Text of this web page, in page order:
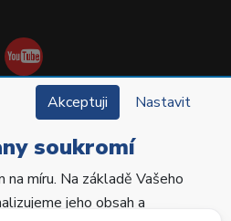
Dental a.s. Všechna práva
Akceptuji Nastavit
soukromí
míru. Na základě Vašeho
jeho obsah a
poradit?Zeptejte se našeho